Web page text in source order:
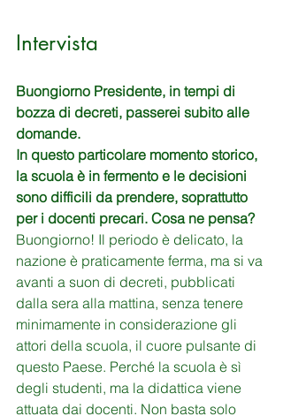
Intervista
Buongiorno Presidente, in tempi di
bozza di decreti, passerei subito alle
domande.
In questo particolare momento storico,
la scuola è in fermento e le decisioni
sono difficili da prendere, soprattutto
per i docenti precari. Cosa ne pensa?
Buongiorno! Il periodo è delicato, la
nazione è praticamente ferma, ma si va
avanti a suon di decreti, pubblicati
dalla sera alla mattina, senza tenere
minimamente in considerazione gli
attori della scuola, il cuore pulsante di
questo Paese. Perché la scuola è sì
degli studenti, ma la didattica viene
attuata dai docenti. Non basta solo